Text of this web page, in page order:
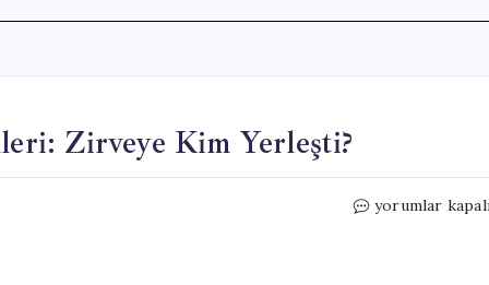
Zirveye Kim Yerleşti?
Tarihin
yorumlar